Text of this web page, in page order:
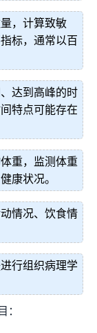
，计算致敏
标，通常以百
达到高峰的时
特点可能存在
重，监测体重
康状况。
情况、饮食情
行组织病理学
：